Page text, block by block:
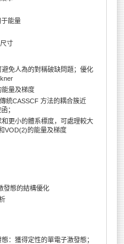
能量
寸
免人為的對稱破缺問題；優化
量及梯度
統CASSCF 方法的耦合簇近
；
更小的體系標度，可處理較大
VOD(2)的能量及梯度
發態的結構優化
：獲得定性的單電子激發態；